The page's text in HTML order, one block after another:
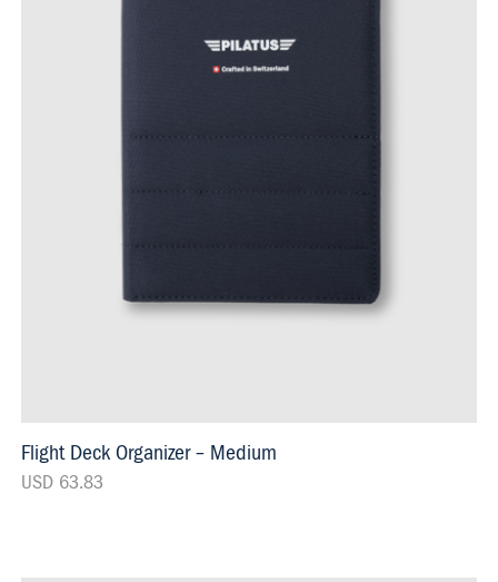
Flight Deck Organizer – Medium
USD 63.83